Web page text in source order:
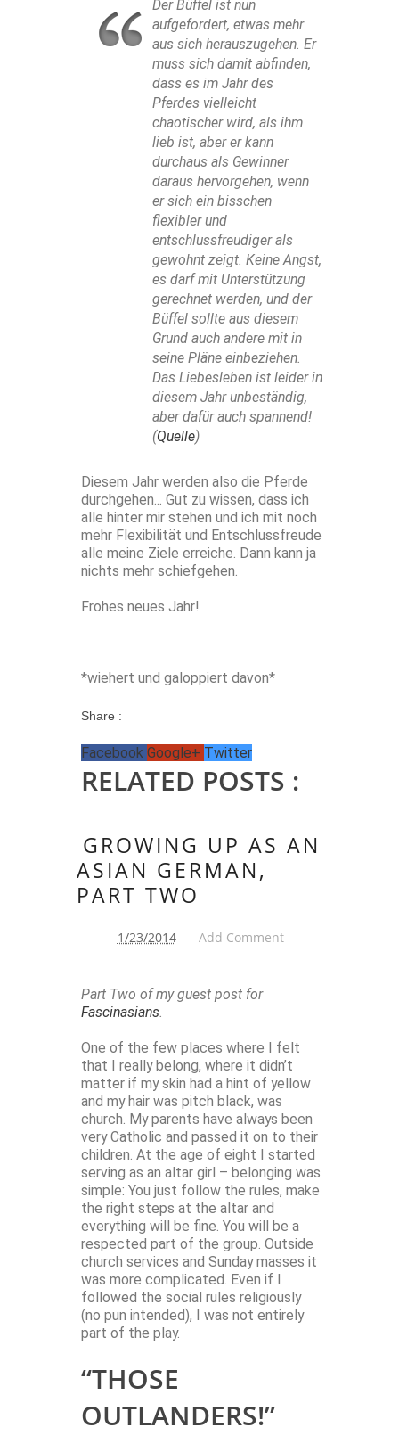
Der Büffel ist nun
aufgefordert, etwas mehr
aus sich herauszugehen. Er
muss sich damit abfinden,
dass es im Jahr des
Pferdes vielleicht
chaotischer wird, als ihm
lieb ist, aber er kann
durchaus als Gewinner
daraus hervorgehen, wenn
er sich ein bisschen
flexibler und
entschlussfreudiger als
gewohnt zeigt. Keine Angst,
es darf mit Unterstützung
gerechnet werden, und der
Büffel sollte aus diesem
Grund auch andere mit in
seine Pläne einbeziehen.
Das Liebesleben ist leider in
diesem Jahr unbeständig,
aber dafür auch spannend!
(Quelle)
Diesem Jahr werden also die Pferde
durchgehen... Gut zu wissen, dass ich
alle hinter mir stehen und ich mit noch
mehr Flexibilität und Entschlussfreude
alle meine Ziele erreiche. Dann kann ja
nichts mehr schiefgehen.
Frohes neues Jahr!
*wiehert und galoppiert davon*
Share :
Facebook Google+ Twitter
RELATED POSTS :
GROWING UP AS AN
ASIAN GERMAN,
PART TWO
1/23/2014 Add Comment
Part Two of my guest post for
Fascinasians.
One of the few places where I felt
that I really belong, where it didn’t
matter if my skin had a hint of yellow
and my hair was pitch black, was
church. My parents have always been
very Catholic and passed it on to their
children. At the age of eight I started
serving as an altar girl – belonging was
simple: You just follow the rules, make
the right steps at the altar and
everything will be fine. You will be a
respected part of the group. Outside
church services and Sunday masses it
was more complicated. Even if I
followed the social rules religiously
(no pun intended), I was not entirely
part of the play.
“THOSE
OUTLANDERS!”